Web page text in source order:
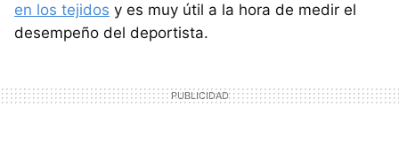
en los tejidos y es muy útil a la hora de medir el
desempeño del deportista.